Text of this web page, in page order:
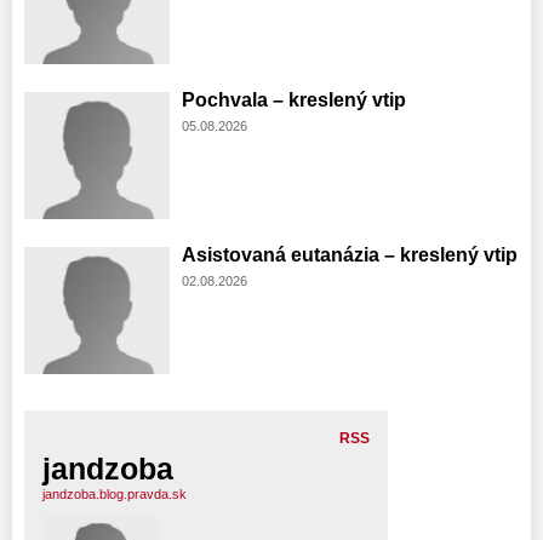
Pochvala – kreslený vtip
05.08.2026
Asistovaná eutanázia – kreslený vtip
02.08.2026
RSS
jandzoba
jandzoba.blog.pravda.sk